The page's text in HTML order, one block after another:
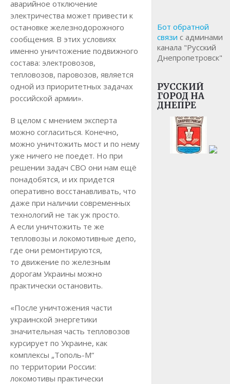
аварийное отключение
электричества может привести к
остановке железнодорожного
сообщения. В этих условиях
именно уничтожение подвижного
состава: электровозов,
тепловозов, паровозов, является
одной из приоритетных задачах
российской армии».
В целом с мнением эксперта
можно согласиться. Конечно,
можно уничтожить мост и по нему
уже ничего не поедет. Но при
решении задач СВО они нам ещё
понадобятся, и их придется
оперативно восстанавливать, что
даже при наличии современных
технологий не так уж просто.
А если уничтожить те же
тепловозы и локомотивные депо,
где они ремонтируются,
то движение по железным
дорогам Украины можно
практически остановить.
«После уничтожения части
украинской энергетики
значительная часть тепловозов
курсирует по Украине, как
комплексы „Тополь-М“
по территории России:
локомотивы практически
Бот обратной
связи с админами
канала "Русский
Днепропетровск"
РУССКИЙ
ГОРОД НА
ДНЕПРЕ